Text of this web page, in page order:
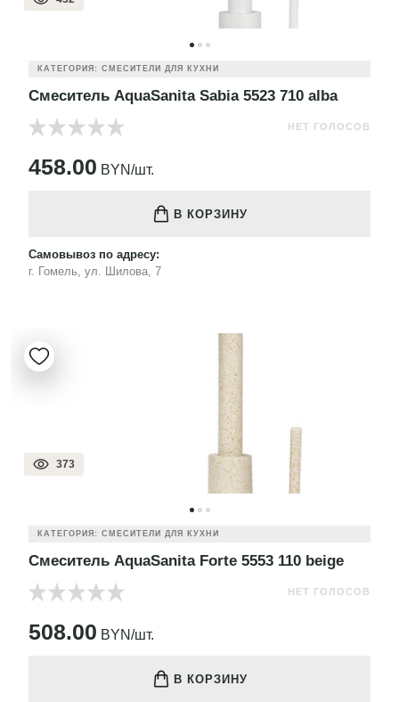
КАТЕГОРИЯ: СМЕСИТЕЛИ ДЛЯ КУХНИ
Смеситель AquaSanita Sabia 5523 710 alba
НЕТ ГОЛОСОВ
458.00 BYN/шт.
В КОРЗИНУ
Самовывоз по адресу:
г. Гомель, ул. Шилова, 7
373
КАТЕГОРИЯ: СМЕСИТЕЛИ ДЛЯ КУХНИ
Смеситель AquaSanita Forte 5553 110 beige
НЕТ ГОЛОСОВ
508.00 BYN/шт.
В КОРЗИНУ